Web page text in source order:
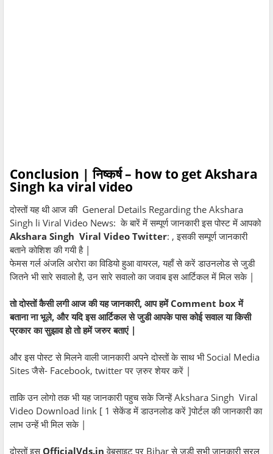
Conclusion | निष्कर्ष – how to get Akshara
Singh ka viral video
दोस्तों यह थी आज की General Details Regarding the Akshara
Singh li Viral Video News: के बारें में सम्पूर्ण जानकारी इस पोस्ट में आपको
Akshara Singh Viral Video Twitter: , इसकी सम्पूर्ण जानकारी
बताने कोशिश की गयी है |
फेमस गर्ल अंजलि अरोरा का विडियो हुआ वायरल, यहाँ से करें डाउनलोड से जुडी
जितने भी सारे सवालो है, उन सारे सवालो का जवाब इस आर्टिकल में मिल सके |
तो दोस्तों कैसी लगी आज की यह जानकारी, आप हमें Comment box में
बताना ना भूले, और यदि इस आर्टिकल से जुडी आपके पास कोई सवाल या किसी
प्रकार का सुझाव हो तो हमें जरुर बताएं |
और इस पोस्ट से मिलने वाली जानकारी अपने दोस्तों के साथ भी Social Media
Sites जैसे- Facebook, twitter पर ज़रुर शेयर करें |
ताकि उन लोगो तक भी यह जानकारी पहुच सके जिन्हें Akshara Singh Viral
Video Download link [ 1 सेकेंड में डाउनलोड करें ]पोर्टल की जानकारी का
लाभ उन्हें भी मिल सके |
दोस्तों इस OfficialVds.in वेबसाइट पर Bihar से जुडी सभी जानकारी सरल